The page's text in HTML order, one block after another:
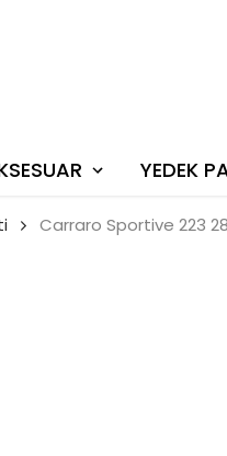
YEDEK
Carraro Sportive 223